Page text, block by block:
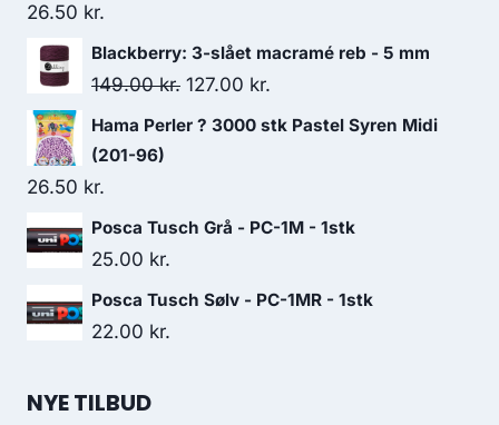
26.50 kr.
Blackberry: 3-slået macramé reb - 5 mm
149.00kr. 127.00 kr.
Hama Perler ? 3000 stk Pastel Syren Midi
(201-96)
26.50 kr.
Posca Tusch Grå - PC-1M - 1stk
25.00 kr.
Posca Tusch Sølv - PC-1MR - 1stk
22.00 kr.
NYE TILBUD